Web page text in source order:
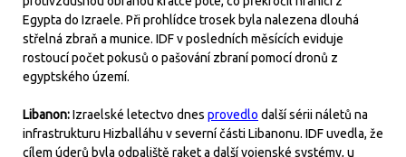
Egypta do Izraele. Při prohlídce trosek byla nalezena dlouhá
střelná zbraň a munice. IDF v posledních měsících eviduje
rostoucí počet pokusů o pašování zbraní pomocí dronů z
egyptského území.
Libanon:Izraelské letectvo dnes provedlo další sérii náletů na
infrastrukturu Hizballáhu v severní části Libanonu. IDF uvedla, že
cílem úderů byla odpaliště raket a další vojenské systémy, u